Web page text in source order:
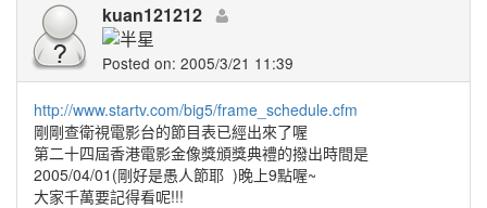
kuan121212
Posted on: 2005/3/21 11:39
http://www.startv.com/big5/frame_schedule.cfm
剛剛查衛視電影台的節目表已經出來了喔
第二十四屆香港電影金像獎頒獎典禮的撥出時間是
2005/04/01(剛好是愚人節耶 )晚上9點喔~
大家千萬要記得看呢!!!